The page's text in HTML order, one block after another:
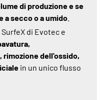
di produzione e se
a secco o a umido.
SurfeX di Evotece
dell'ossido,
in un unico flusso